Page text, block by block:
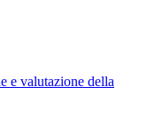
e valutazione della